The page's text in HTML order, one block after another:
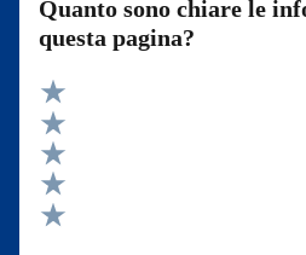
Quanto sono chiare le
questa pagina?
Valuta 5 stelle su 5
Valuta 4 stelle su 5
Valuta 3 stelle su 5
Valuta 2 stelle su 5